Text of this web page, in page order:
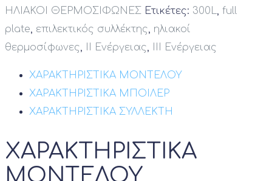
ΗΛΙΑΚΟΙ ΘΕΡΜΟΣΙΦΩΝΕΣ Ετικέτες: 300L, full
plate, επιλεκτικός συλλέκτης, ηλιακοί
θερμοσίφωνες, ΙΙ Ενέργειας, ΙΙΙ Ενέργειας
ΧΑΡΑΚΤΗΡΙΣΤΙΚΑ ΜΟΝΤΕΛΟΥ
ΧΑΡΑΚΤΗΡΙΣΤΙΚΑ ΜΠΟΙΛΕΡ
ΧΑΡΑΚΤΗΡΙΣΤΙΚΑ ΣΥΛΛΕΚΤΗ
ΧΑΡΑΚΤΗΡΙΣΤΙΚΑ
ΜΟΝΤΕΛΟΥ